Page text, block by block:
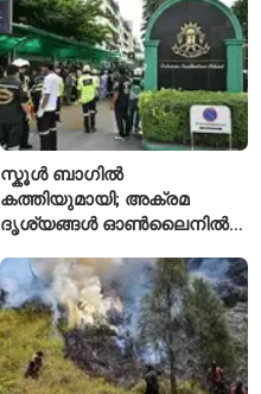
സ്കൂൾ ബാഗിൽ
കത്തിയുമായി; അക്രമ
ദൃശ്യങ്ങൾ ഓൺലൈനിൽ
കൗമാരക്കാരൻ